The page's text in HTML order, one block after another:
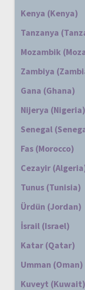
Kenya (Kenya)
Tanzanya
Mozambik
Zambiya
Gana (Ghana)
Nijerya (Nigeria)
Senegal
Fas (Morocco)
Cezayir
Tunus (Tunisia)
Ürdün (Jordan)
İsrail (Israel)
Katar (Qatar)
Umman (Oman)
Kuveyt (Kuwait)